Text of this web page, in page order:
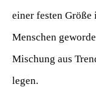
einer festen
Menschen
Mischung aus
legen.